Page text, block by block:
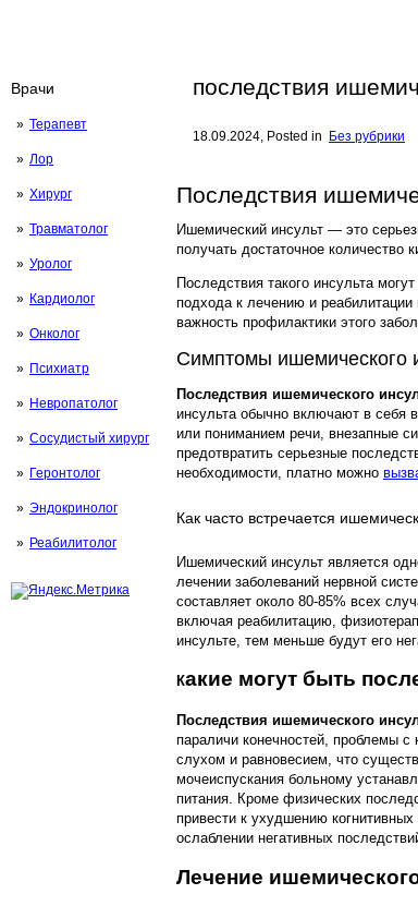
Врачи
Терапевт
Лор
Хирург
Травматолог
Уролог
Кардиолог
Онколог
Психиатр
Невропатолог
Сосудистый хирург
Геронтолог
Эндокринолог
Реабилитолог
последствия
18.09.2024, Posted in Без рубрики
Последствия
Ишемический инсульт — это
получать достаточное количество
Последствия такого инсульта
подхода к лечению и
важность профилактики этого
Симптомы ишемического
Последствия ишемического
инсульта обычно включают в себя
или пониманием речи, внезапные
предотвратить серьезные
необходимости, платно можно
Как часто встречается
Ишемический инсульт является
лечении заболеваний нервной
составляет около 80-85% всех
включая реабилитацию,
инсульте, тем меньше будут его
Какие могут быть
Последствия ишемического
параличи конечностей, проблемы
слухом и равновесием, что
мочеиспускания больному
питания. Кроме физических
привести к ухудшению
ослаблении негативных
Лечение